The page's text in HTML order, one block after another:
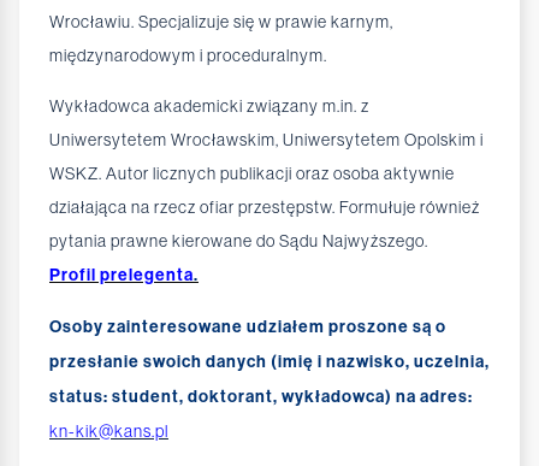
Wrocławiu. Specjalizuje się w prawie karnym,
międzynarodowym i proceduralnym.
Wykładowca akademicki związany m.in. z
Uniwersytetem Wrocławskim, Uniwersytetem Opolskim i
WSKZ. Autor licznych publikacji oraz osoba aktywnie
działająca na rzecz ofiar przestępstw. Formułuje również
pytania prawne kierowane do Sądu Najwyższego.
Profil prelegenta.
Osoby zainteresowane udziałem proszone są o
przesłanie swoich danych (imię i nazwisko, uczelnia,
status: student, doktorant, wykładowca) na adres:
kn-kik@kans.pl